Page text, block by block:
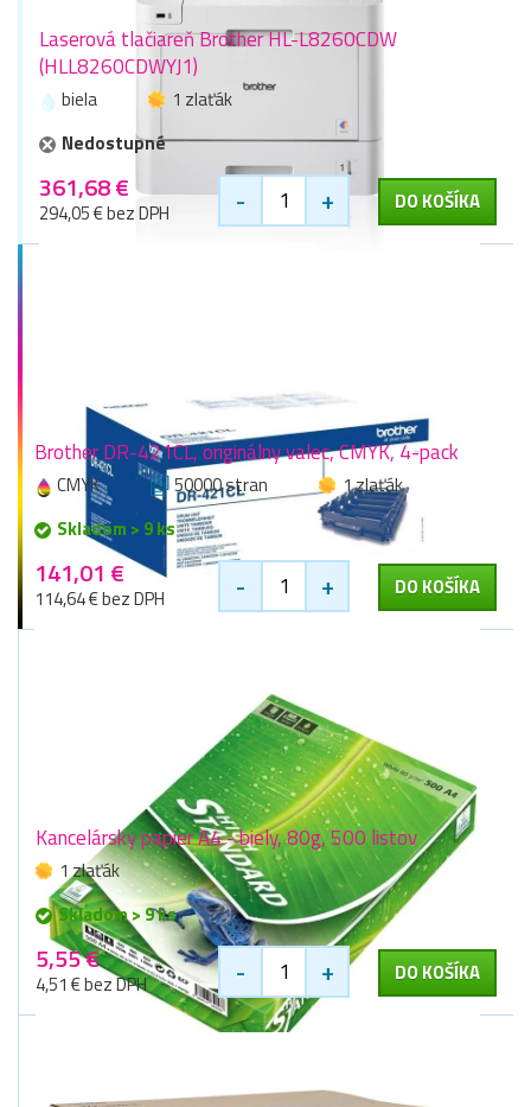
Laserová tlačiareň Brother HL-L8260CDW
(HLL8260CDWYJ1)
biela
1 zlaťák
Nedostupné
361,68 €
294,05 € bez DPH - + DO KOŠÍKA
Brother DR-421CL, originálny valec, CMYK, 4-pack
CMYK 50000 stran
1 zlaťák
Skladom > 9 ks
141,01 €
114,64 € bez DPH - + DO KOŠÍKA
Kancelársky papier A4 - biely, 80g, 500 listov
1 zlaťák
Skladom > 9 ks
5,55 €
4,51 € bez DPH - + DO KOŠÍKA